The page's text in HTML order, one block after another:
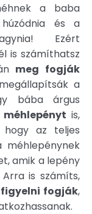
a baba
húzódnia és a
Ezért
is számíthatsz
meg fogják
a
bába árgus
is,
hogy az teljes
méhlepénynek
amik a lepény
is számíts,
figyelni fogják,